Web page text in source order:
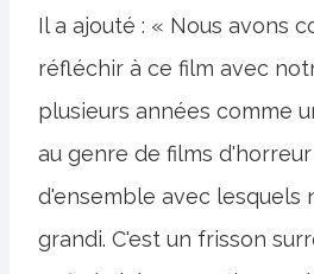
Il a ajouté : « Nous avons
réfléchir à ce film avec
plusieurs années comme
au genre de films
d'ensemble avec lesquels
grandi. C'est un frisson